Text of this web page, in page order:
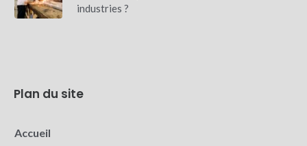
industries ?
Plan du site
Accueil